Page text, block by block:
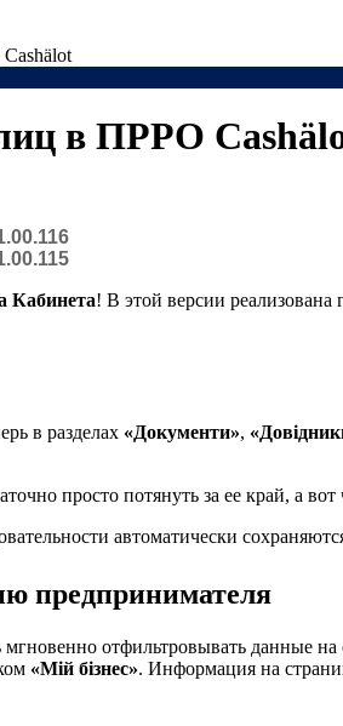
в ПРРО
Кабинета! В этой версии
в разделах «Документи»,
просто потянуть за ее край, а
автоматически
предпринимателя
отфильтровывать данные
«Мій бізнес». Информация на